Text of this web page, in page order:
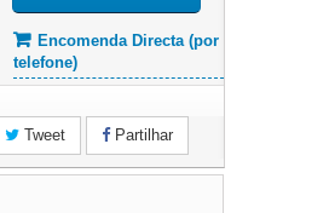
Encomenda Directa (por
telefone)
Tweet Partilhar